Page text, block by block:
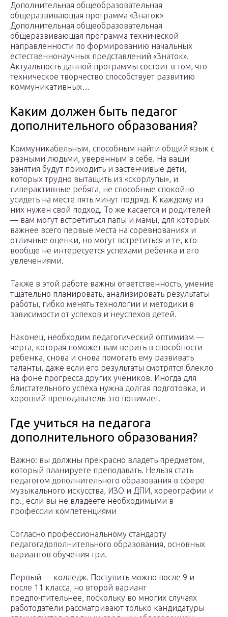
Дополнительная общеобразовательная
общеразвивающая программа «Знаток»
Дополнительная общеобразовательная
общеразвивающая программа технической
направленности по формированию начальных
естественнонаучных представлений «Знаток».
Актуальность данной программы состоит в том, что
техническое творчество способствует развитию
коммуникативных…
Каким должен быть педагог
дополнительного образования?
Коммуникабельным, способным найти общий язык с
разными людьми, уверенным в себе. На ваши
занятия будут приходить и застенчивые дети,
которых трудно вытащить из «скорлупы», и
гиперактивные ребята, не способные спокойно
усидеть на месте пять минут подряд. К каждому из
них нужен свой подход. То же касается и родителей
— вам могут встретиться папы и мамы, для которых
важнее всего первые места на соревнованиях и
отличные оценки, но могут встретиться и те, кто
вообще не интересуется успехами ребенка и его
увлечениями.
Также в этой работе важны ответственность, умение
тщательно планировать, анализировать результаты
работы, гибко менять технологии и методики в
зависимости от успехов и неуспехов детей.
Наконец, необходим педагогический оптимизм —
черта, которая поможет вам верить в способности
ребенка, снова и снова помогать ему развивать
таланты, даже если его результаты смотрятся блекло
на фоне прогресса других учеников. Иногда для
блистательного успеха нужна долгая подготовка, и
хороший преподаватель это понимает.
Где учиться на педагога
дополнительного образования?
Важно: вы должны прекрасно владеть предметом,
который планируете преподавать. Нельзя стать
педагогом дополнительного образования в сфере
музыкального искусства, ИЗО и ДПИ, хореографии и
пр., если вы не владеете необходимыми в
профессии компетенциями
Согласно профессиональному стандарту
педагогадополнительного образования, основных
вариантов обучения три.
Первый — колледж. Поступить можно после 9 и
после 11 класса, но второй вариант
предпочтительнее, поскольку во многих случаях
работодатели рассматривают только кандидатуры